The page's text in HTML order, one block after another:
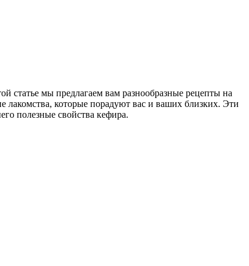
статье мы предлагаем вам разнообразные рецепты на
лакомства, которые порадуют вас и ваших близких. Эти
полезные свойства кефира.